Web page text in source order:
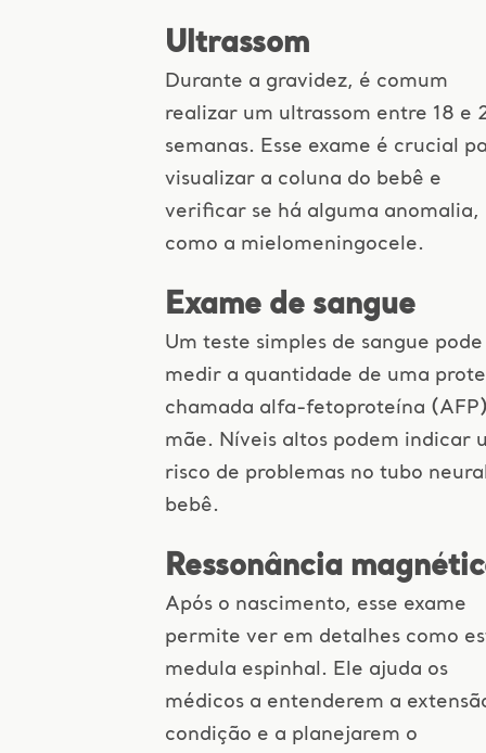
Ultrassom
Durante a gravidez, é comum
realizar um ultrassom entre 18 e
semanas. Esse exame é crucial
visualizar a coluna do bebê e
verificar se há alguma anomalia,
como a mielomeningocele.
Exame de sangue
Um teste simples de sangue pode
medir a quantidade de uma
chamada alfa-fetoproteína
mãe. Níveis altos podem indicar
risco de problemas no tubo
bebê.
Ressonância
Após o nascimento, esse exame
permite ver em detalhes como
medula espinhal. Ele ajuda os
médicos a entenderem a
condição e a planejarem o